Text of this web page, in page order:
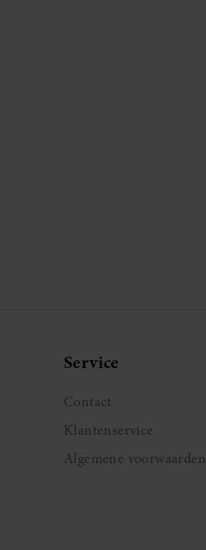
Service
Contact
Klantenservice
Algemene voorwaarden